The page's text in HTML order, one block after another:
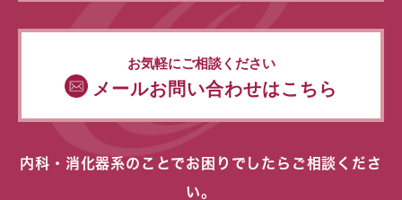
お気軽にご相談ください
メールお問い合わせはこちら
内科・消化器系のことでお困りでしたらご相談くださ
い。